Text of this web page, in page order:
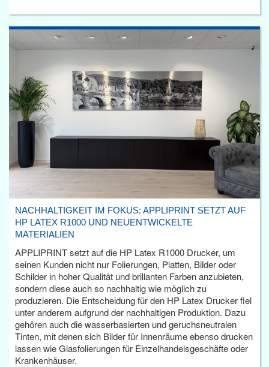
NACHHALTIGKEIT IM FOKUS: APPLIPRINT SETZT AUF
HP LATEX R1000 UND NEUENTWICKELTE
MATERIALIEN
APPLIPRINT setzt auf die HP Latex R1000 Drucker, um
seinen Kunden nicht nur Folierungen, Platten, Bilder oder
Schilder in hoher Qualität und brillanten Farben anzubieten,
sondern diese auch so nachhaltig wie möglich zu
produzieren. Die Entscheidung für den HP Latex Drucker fiel
unter anderem aufgrund der nachhaltigen Produktion. Dazu
gehören auch die wasserbasierten und geruchsneutralen
Tinten, mit denen sich Bilder für Innenräume ebenso drucken
lassen wie Glasfolierungen für Einzelhandelsgeschäfte oder
Krankenhäuser.